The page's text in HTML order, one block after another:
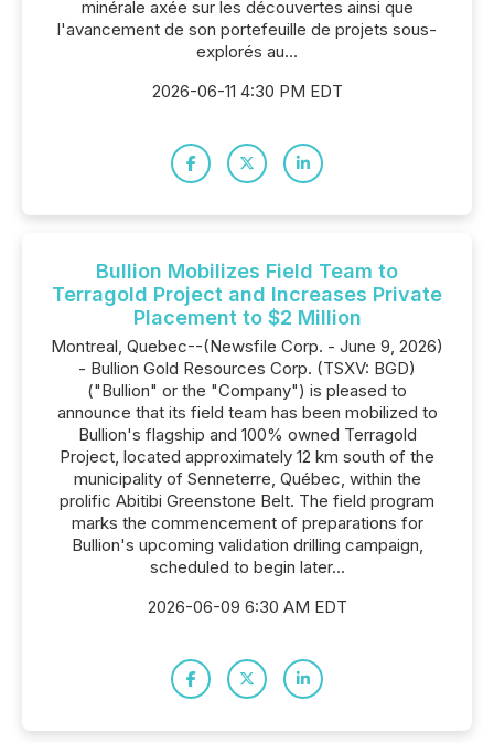
minérale axée sur les découvertes ainsi que
l'avancement de son portefeuille de projets sous-
explorés au...
2026-06-11 4:30 PM EDT
Bullion Mobilizes Field Team to
Terragold Project and Increases Private
Placement to $2 Million
Montreal, Quebec--(Newsfile Corp. - June 9, 2026)
- Bullion Gold Resources Corp. (TSXV: BGD)
("Bullion" or the "Company") is pleased to
announce that its field team has been mobilized to
Bullion's flagship and 100% owned Terragold
Project, located approximately 12 km south of the
municipality of Senneterre, Québec, within the
prolific Abitibi Greenstone Belt. The field program
marks the commencement of preparations for
Bullion's upcoming validation drilling campaign,
scheduled to begin later...
2026-06-09 6:30 AM EDT